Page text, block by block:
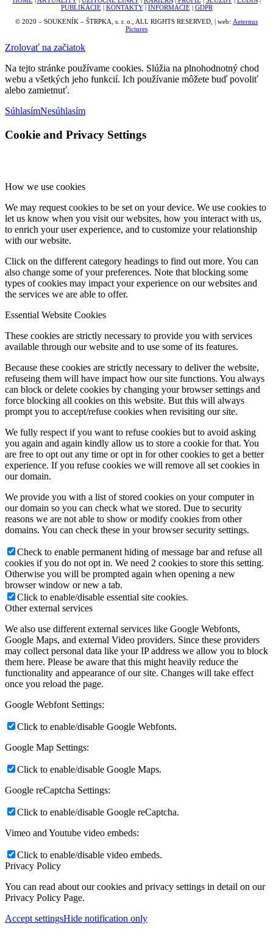
PUBLIKÁCIE| KONTAKTY| INFORMÁCIE| GDPR
© 2020 – SOUKENÍK – ŠTRPKA, s. r. o., ALL RIGHTS RESERVED, | web: Aeternus
Pictures
Zrolovať na začiatok
Na tejto stránke používame cookies. Slúžia na plnohodnotný chod
webu a všetkých jeho funkcií. Ich používanie môžete buď povoliť
alebo zamietnuť.
SúhlasímNesúhlasím
Cookie and Privacy Settings
How we use cookies
We may request cookies to be set on your device. We use cookies to
let us know when you visit our websites, how you interact with us,
to enrich your user experience, and to customize your relationship
with our website.
Click on the different category headings to find out more. You can
also change some of your preferences. Note that blocking some
types of cookies may impact your experience on our websites and
the services we are able to offer.
Essential Website Cookies
These cookies are strictly necessary to provide you with services
available through our website and to use some of its features.
Because these cookies are strictly necessary to deliver the website,
refuseing them will have impact how our site functions. You always
can block or delete cookies by changing your browser settings and
force blocking all cookies on this website. But this will always
prompt you to accept/refuse cookies when revisiting our site.
We fully respect if you want to refuse cookies but to avoid asking
you again and again kindly allow us to store a cookie for that. You
are free to opt out any time or opt in for other cookies to get a better
experience. If you refuse cookies we will remove all set cookies in
our domain.
We provide you with a list of stored cookies on your computer in
our domain so you can check what we stored. Due to security
reasons we are not able to show or modify cookies from other
domains. You can check these in your browser security settings.
Check to enable permanent hiding of message bar and refuse all
cookies if you do not opt in. We need 2 cookies to store this setting.
Otherwise you will be prompted again when opening a new
browser window or new a tab.
Click to enable/disable essential site cookies.
Other external services
We also use different external services like Google Webfonts,
Google Maps, and external Video providers. Since these providers
may collect personal data like your IP address we allow you to block
them here. Please be aware that this might heavily reduce the
functionality and appearance of our site. Changes will take effect
once you reload the page.
Google Webfont Settings:
Click to enable/disable Google Webfonts.
Google Map Settings:
Click to enable/disable Google Maps.
Google reCaptcha Settings:
Click to enable/disable Google reCaptcha.
Vimeo and Youtube video embeds:
Click to enable/disable video embeds.
Privacy Policy
You can read about our cookies and privacy settings in detail on our
Privacy Policy Page.
Accept settingsHide notification only